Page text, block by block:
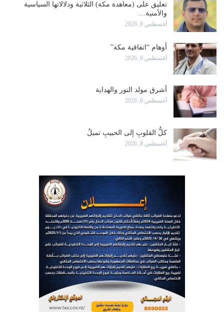
تعليق على (معاهدة مكة) الثلاثية ودلالاتها السياسية
والأمنية…
أغسطس 8, 2026
أوهام “اتفاقية مكة”
أغسطس 8, 2026
أشرق مولد النور والهداية
أغسطس 8, 2026
كلُّ القلوبِ إلى الحبيبِ تميلُ
أغسطس 8, 2026